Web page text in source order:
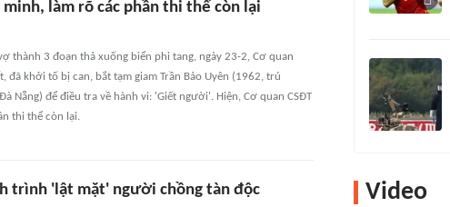
minh, làm rõ các phần thi thể còn lại
thành 3 đoạn thả xuống biển phi tang, ngày 23-2, Cơ quan
đã khởi tố bị can, bắt tạm giam Trần Bảo Uyên (1962, trú
Nẵng) để điều tra về hành vi: 'Giết người'. Hiện, Cơ quan CSĐT
thi thể còn lại.
trình 'lật mặt' người chồng tàn độc Video